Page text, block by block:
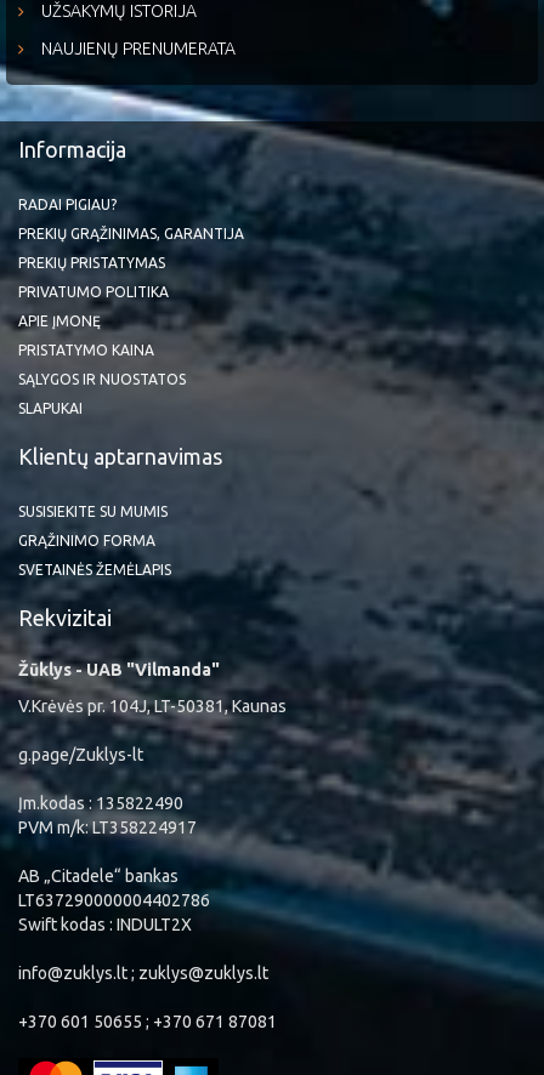
UŽSAKYMŲ ISTORIJA
NAUJIENŲ PRENUMERATA
Informacija
RADAI PIGIAU?
PREKIŲ GRĄŽINIMAS, GARANTIJA
PREKIŲ PRISTATYMAS
PRIVATUMO POLITIKA
APIE ĮMONĘ
PRISTATYMO KAINA
SĄLYGOS IR NUOSTATOS
SLAPUKAI
Klientų aptarnavimas
SUSISIEKITE SU MUMIS
GRĄŽINIMO FORMA
SVETAINĖS ŽEMĖLAPIS
Rekvizitai
Žūklys - UAB "Vilmanda"
V.Krėvės pr. 104J, LT-50381, Kaunas
g.page/Zuklys-lt
Įm.kodas : 135822490
PVM m/k: LT358224917
AB „Citadele“ bankas
LT637290000004402786
Swift kodas : INDULT2X
info@zuklys.lt ; zuklys@zuklys.lt
+370 601 50655 ; +370 671 87081